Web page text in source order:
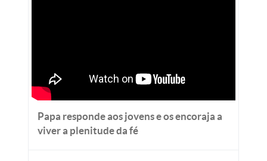
Papa responde aos jovens e os encoraja a
viver a plenitude da fé